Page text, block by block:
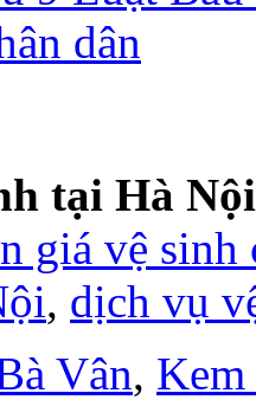
dân
tại Hà
giá vệ sinh
, dịch vụ
Vân,